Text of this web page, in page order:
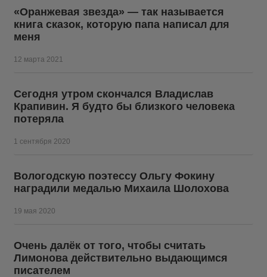
«Оранжевая звезда» — так называется
книга сказок, которую папа написал для
меня
12 марта 2021
Сегодня утром скончался Владислав
Крапивин. Я будто бы близкого человека
потеряла
1 сентября 2020
Вологодскую поэтессу Ольгу Фокину
наградили медалью Михаила Шолохова
19 мая 2020
Очень далёк от того, чтобы считать
Лимонова действительно выдающимся
писателем